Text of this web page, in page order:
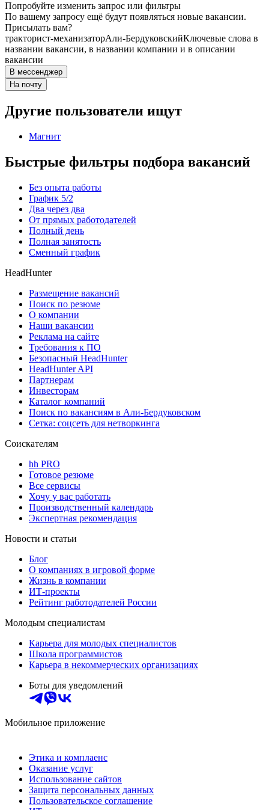
Попробуйте изменить запрос или фильтры
По вашему запросу ещё будут появляться новые вакансии.
Присылать вам?
тракторист-механизаторАли-БердуковскийКлючевые слова в
названии вакансии, в названии компании и в описании
вакансии
В мессенджер
На почту
Другие пользователи ищут
Магнит
Быстрые фильтры подбора вакансий
Без опыта работы
График 5/2
Два через два
От прямых работодателей
Полный день
Полная занятость
Сменный график
HeadHunter
Размещение вакансий
Поиск по резюме
О компании
Наши вакансии
Реклама на сайте
Требования к ПО
Безопасный HeadHunter
HeadHunter API
Партнерам
Инвесторам
Каталог компаний
Поиск по вакансиям в Али-Бердуковском
Сетка: соцсеть для нетворкинга
Соискателям
hh PRO
Готовое резюме
Все сервисы
Хочу у вас работать
Производственный календарь
Экспертная рекомендация
Новости и статьи
Блог
О компаниях в игровой форме
Жизнь в компании
ИТ-проекты
Рейтинг работодателей России
Молодым специалистам
Карьера для молодых специалистов
Школа программистов
Карьера в некоммерческих организациях
Боты для уведомлений
Мобильное приложение
Этика и комплаенс
Оказание услуг
Использование сайтов
Защита персональных данных
Пользовательское соглашение